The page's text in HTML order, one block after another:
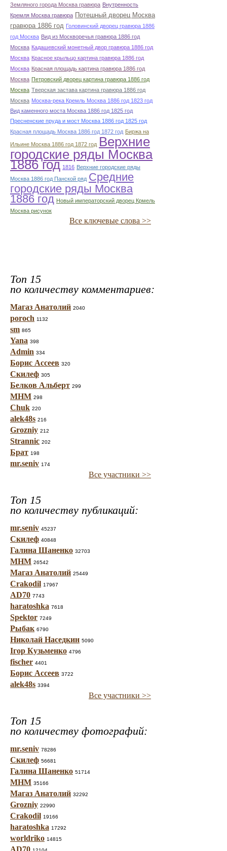
Земляного города Москва гравюра Внутренность
Кремля Москва гравюра Потешный дворец Москва
гравюра 1886 год Головинский дворец гравюра 1886
год Москва Вид из Москворечья гравюра 1886 год
Москва Кадашевский монетный двор гравюра 1886 год
Москва Красное крыльцо картина гравюра 1886 год
Москва Красная площадь картина гравюра 1886 год
Москва Петровский дворец картина гравюра 1886 год
Москва Тверская застава картина гравюра 1886 год
Москва Москва-река Кремль Москва 1886 год 1823 год
Вид каменного моста Москва 1886 год 1825 год
Пресненские пруда и мост Москва 1886 год 1825 год
Красная площадь Москва 1886 год 1872 год Биржа на
Ильине Москва 1886 год 1872 год Верхние
городские ряды Москва
1886 год 1816 Верхние городские ряды
Москва 1886 год Панской ряд Средние
городские ряды Москва
1886 год Новый императорский дворец Крмель
Москва рисунок
Все ключевые слова >>
Топ 15
по количеству комментариев:
Магаз Анатолий 2040
poroch 1132
sm 865
Yana 398
Admin 334
Борис Ассеев 320
Скилеф 305
Белков Альберт 299
МНМ 298
Chuk 220
alek48s 216
Grozniy 212
Strannic 202
Брат 198
mr.seniv 174
Все участники >>
Топ 15
по количеству публикаций:
mr.seniv 45237
Скилеф 40848
Галина Шаненко 32703
МНМ 26542
Магаз Анатолий 25449
Crakodil 17967
AD70 7743
haratoshka 7618
Spektor 7249
Рыбак 6790
Николай Наседкин 5090
Ігор Кузьменко 4796
fischer 4401
Борис Ассеев 3722
alek48s 3394
Все участники >>
Топ 15
по количеству фотографий:
mr.seniv 78286
Скилеф 56681
Галина Шаненко 51714
МНМ 35166
Магаз Анатолий 32292
Grozniy 22990
Crakodil 19166
haratoshka 17292
worldriko 14815
AD70